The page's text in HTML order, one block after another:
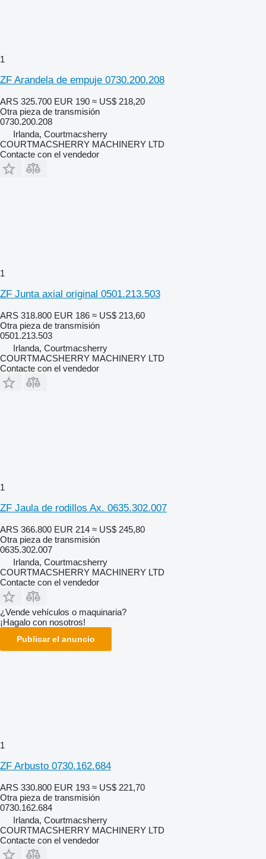
1
ZF Arandela de empuje 0730.200.208
ARS 325.700 EUR 190 ≈ US$ 218,20
Otra pieza de transmisión
0730.200.208
Irlanda, Courtmacsherry
COURTMACSHERRY MACHINERY LTD
Contacte con el vendedor
1
ZF Junta axial original 0501.213.503
ARS 318.800 EUR 186 ≈ US$ 213,60
Otra pieza de transmisión
0501.213.503
Irlanda, Courtmacsherry
COURTMACSHERRY MACHINERY LTD
Contacte con el vendedor
1
ZF Jaula de rodillos Ax. 0635.302.007
ARS 366.800 EUR 214 ≈ US$ 245,80
Otra pieza de transmisión
0635.302.007
Irlanda, Courtmacsherry
COURTMACSHERRY MACHINERY LTD
Contacte con el vendedor
¿Vende vehículos o maquinaria?
¡Hagalo con nosotros!
Publicar el anuncio
1
ZF Arbusto 0730.162.684
ARS 330.800 EUR 193 ≈ US$ 221,70
Otra pieza de transmisión
0730.162.684
Irlanda, Courtmacsherry
COURTMACSHERRY MACHINERY LTD
Contacte con el vendedor